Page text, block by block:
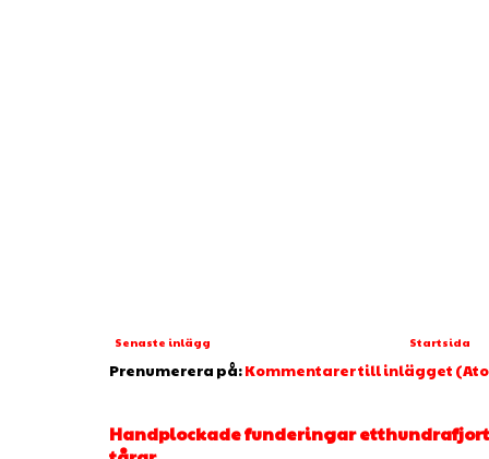
Senaste inlägg Startsida
Prenumerera på:Kommentarer till inlägget
Handplockade funderingar